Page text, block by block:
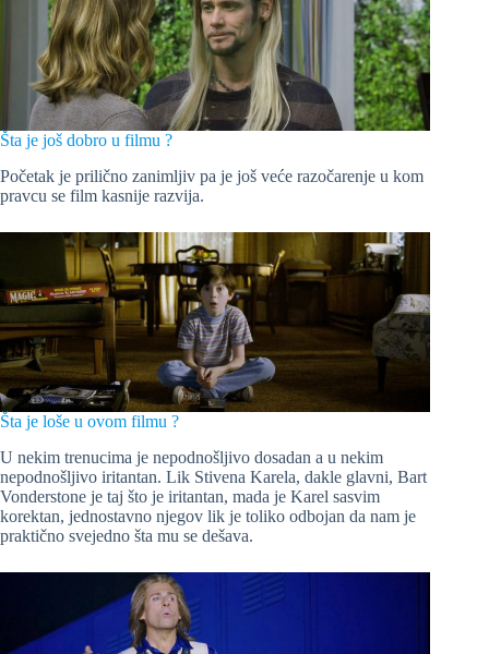
Šta je još dobro u filmu ?
Početak je prilično zanimljiv pa je još veće razočarenje u kom
pravcu se film kasnije razvija.
Šta je loše u ovom filmu ?
U nekim trenucima je nepodnošljivo dosadan a u nekim
nepodnošljivo iritantan. Lik Stivena Karela, dakle glavni, Bart
Vonderstone je taj što je iritantan, mada je Karel sasvim
korektan, jednostavno njegov lik je toliko odbojan da nam je
praktično svejedno šta mu se dešava.